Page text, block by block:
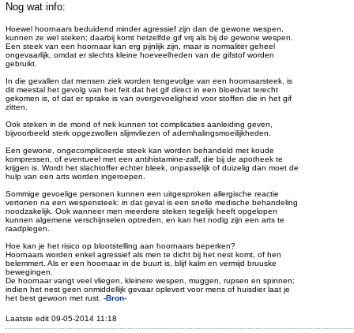
Nog wat info:
Hoewel hoornaars beduidend minder agressief zijn dan de gewone wespen,
kunnen ze wel steken; daarbij komt hetzelfde gif vrij als bij de gewone wespen.
Een steek van een hoornaar kan erg pijnlijk zijn, maar is normaliter geheel
ongevaarlijk, omdat er slechts kleine hoeveelheden van de gifstof worden
gebruikt.
In die gevallen dat mensen ziek worden tengevolge van een hoornaarsteek, is
dit meestal het gevolg van het feit dat het gif direct in een bloedvat terecht
gekomen is, of dat er sprake is van overgevoeligheid voor stoffen die in het gif
zitten.
Ook steken in de mond of nek kunnen tot complicaties aanleiding geven,
bijvoorbeeld sterk opgezwollen slijmvliezen of ademhalingsmoeilijkheden.
Een gewone, ongecompliceerde steek kan worden behandeld met koude
kompressen, of eventueel met een antihistamine-zalf, die bij de apotheek te
krijgen is. Wordt het slachtoffer echter bleek, onpasselijk of duizelig dan moet de
hulp van een arts worden ingeroepen.
Sommige gevoelige personen kunnen een uitgesproken allergische reactie
vertonen na een wespensteek: in dat geval is een snelle medische behandeling
noodzakelijk. Ook wanneer men meerdere steken tegelijk heeft opgelopen
kunnen algemene verschijnselen optreden, en kan het nodig zijn een arts te
raadplegen.
Hoe kan je het risico op blootstelling aan hoornaars beperken?
Hoornaars worden enkel agressief als men te dicht bij het nest komt, of hen
belemmert. Als er een hoornaar in de buurt is, blijf kalm en vermijd bruuske
bewegingen.
De hoornaar vangt veel vliegen, kleinere wespen, muggen, rupsen en spinnen;
indien het nest geen onmiddellijk gevaar oplevert voor mens of huisdier laat je
het best gewoon met rust. -Bron-
Laatste edit 09-05-2014 11:18